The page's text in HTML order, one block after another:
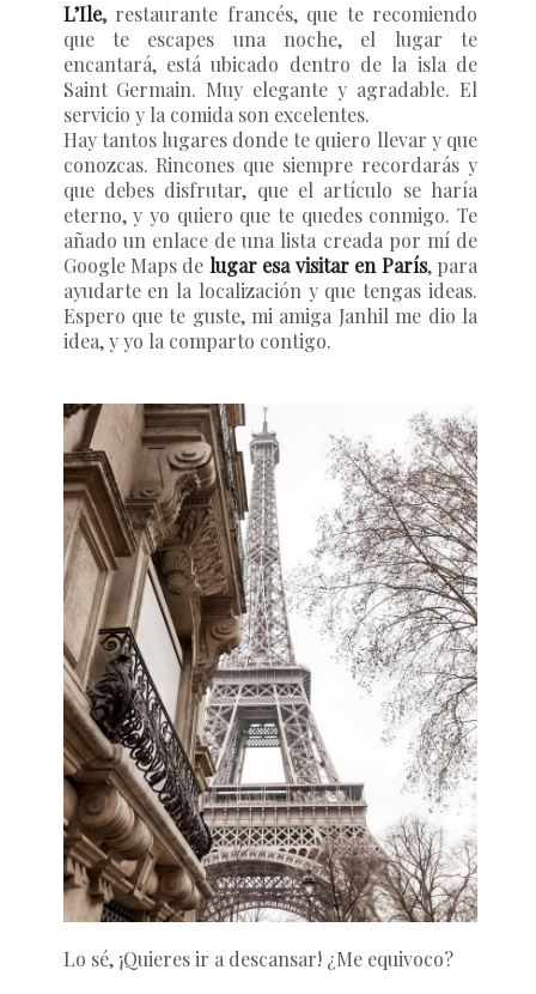
L’Ile,restaurante francés, que te recomiendo
que te escapes una noche, el lugar te
encantará, está ubicado dentro de la isla de
Saint Germain. Muy elegante y agradable. El
servicio y la comida son excelentes.
Hay tantos lugares donde te quiero llevar y que
conozcas. Rincones que siempre recordarás y
que debes disfrutar, que el artículo se haría
eterno, y yo quiero que te quedes conmigo. Te
añado un enlace de una lista creada por mí de
Google Maps de lugar esa visitar en París, para
ayudarte en la localización y que tengas ideas.
Espero que te guste, mi amiga Janhil me dio la
idea, y yo la comparto contigo.
Lo sé, ¡Quieres ir a descansar! ¿Me equivoco?